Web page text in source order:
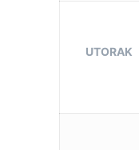
UTORAK